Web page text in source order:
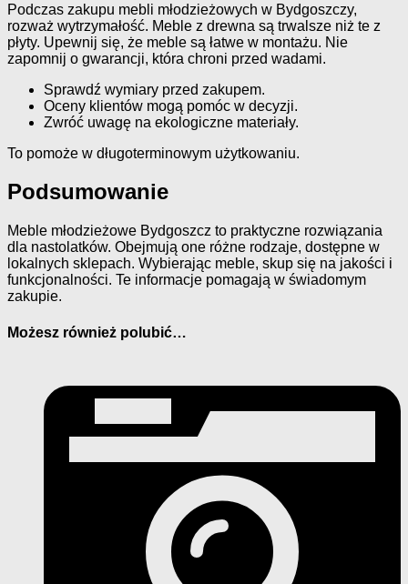
Podczas zakupu mebli młodzieżowych w Bydgoszczy,
rozważ wytrzymałość. Meble z drewna są trwalsze niż te z
płyty. Upewnij się, że meble są łatwe w montażu. Nie
zapomnij o gwarancji, która chroni przed wadami.
Sprawdź wymiary przed zakupem.
Oceny klientów mogą pomóc w decyzji.
Zwróć uwagę na ekologiczne materiały.
To pomoże w długoterminowym użytkowaniu.
Podsumowanie
Meble młodzieżowe Bydgoszcz to praktyczne rozwiązania
dla nastolatków. Obejmują one różne rodzaje, dostępne w
lokalnych sklepach. Wybierając meble, skup się na jakości i
funkcjonalności. Te informacje pomagają w świadomym
zakupie.
Możesz również polubić…